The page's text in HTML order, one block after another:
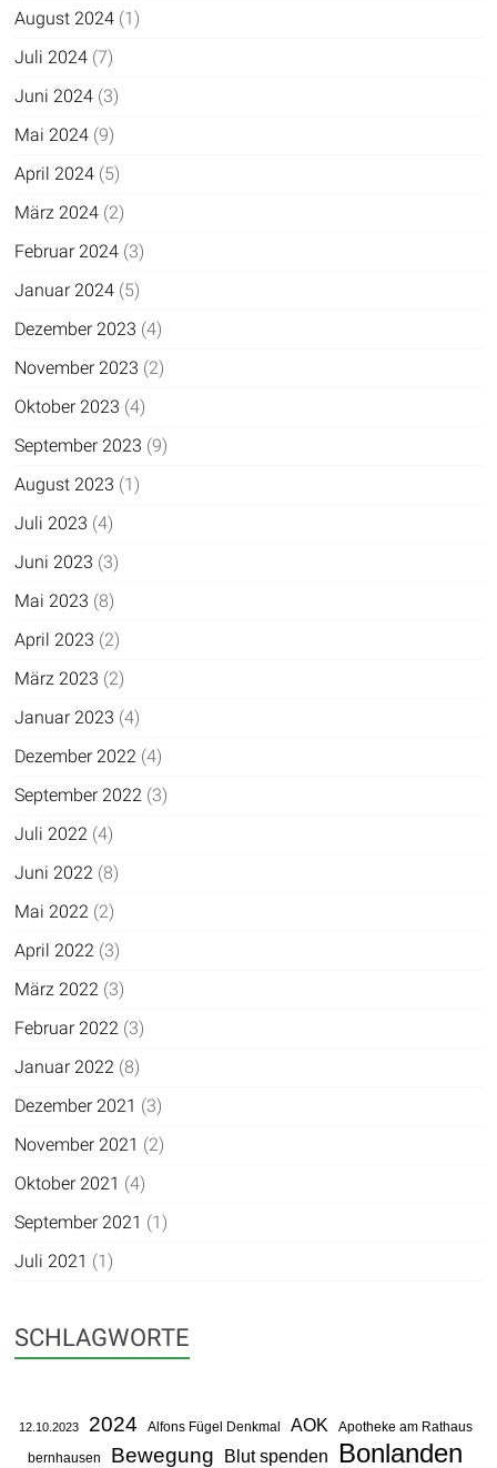
August 2024 (1)
Juli 2024 (7)
Juni 2024 (3)
Mai 2024 (9)
April 2024 (5)
März 2024 (2)
Februar 2024 (3)
Januar 2024 (5)
Dezember 2023 (4)
November 2023 (2)
Oktober 2023 (4)
September 2023 (9)
August 2023 (1)
Juli 2023 (4)
Juni 2023 (3)
Mai 2023 (8)
April 2023 (2)
März 2023 (2)
Januar 2023 (4)
Dezember 2022 (4)
September 2022 (3)
Juli 2022 (4)
Juni 2022 (8)
Mai 2022 (2)
April 2022 (3)
März 2022 (3)
Februar 2022 (3)
Januar 2022 (8)
Dezember 2021 (3)
November 2021 (2)
Oktober 2021 (4)
September 2021 (1)
Juli 2021 (1)
SCHLAGWORTE
12.10.2023 2024 Alfons Fügel Denkmal AOK
Apotheke am Rathaus
bernhausen
Bewegung Blut spenden Bonlanden